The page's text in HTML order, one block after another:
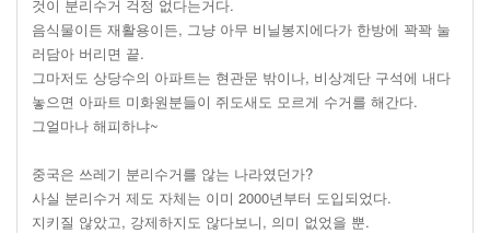
것이 분리수거 걱정 없다는거다.
음식물이든 재활용이든, 그냥 아무 비닐봉지에다가 한방에 꽉꽉 눌
러담아 버리면 끝.
그마저도 상당수의 아파트는 현관문 밖이나, 비상계단 구석에 내다
놓으면 아파트 미화원분들이 쥐도새도 모르게 수거를 해간다.
그얼마나 해피하냐~
중국은 쓰레기 분리수거를 않는 나라였던가?
사실 분리수거 제도 자체는 이미 2000년부터 도입되었다.
지키질 않았고, 강제하지도 않다보니, 의미 없었을 뿐.